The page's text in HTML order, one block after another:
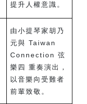
提升人權意識。
由小提琴家胡乃
元與 Taiwan
Connection 弦
樂四 重奏演出，
以音樂向受難者
前輩致敬。